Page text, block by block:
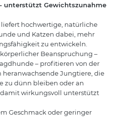
unterstützt Gewichtszunahme
liefert hochwertige, natürliche
und Katzen dabei, mehr
zu entwickeln.
Beanspruchung –
– profitieren von der
heranwachsende Jungtiere, die
zu dünn bleiben oder an
wirkungsvoll unterstützt
Geschmack oder geringer